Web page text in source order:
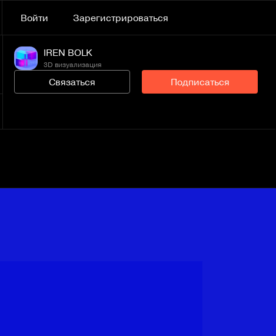
Войти Зарегистрироваться
IREN BOLK
3D визуализация
Связаться Подписаться